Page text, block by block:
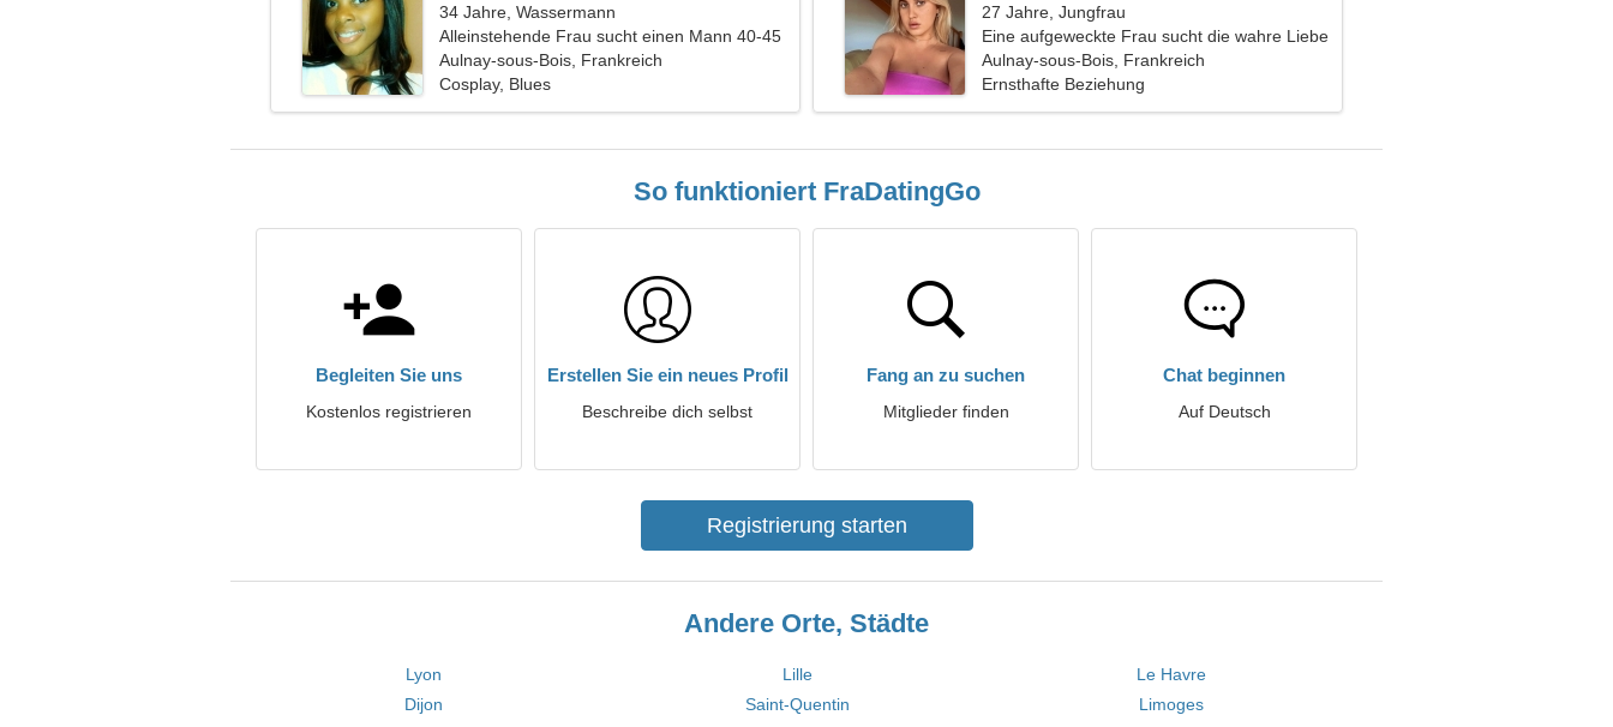
34 Jahre, Wassermann
Alleinstehende Frau sucht einen Mann 40-45
Aulnay-sous-Bois, Frankreich
Cosplay, Blues
27 Jahre, Jungfrau
Eine aufgeweckte Frau sucht die wahre Liebe
Aulnay-sous-Bois, Frankreich
Ernsthafte Beziehung
So funktioniert FraDatingGo
Begleiten Sie uns
Kostenlos registrieren
Erstellen Sie ein neues Profil
Beschreibe dich selbst
Fang an zu suchen
Mitglieder finden
Chat beginnen
Auf Deutsch
Registrierung starten
Andere Orte, Städte
Lyon Lille
Le Havre
Dijon
Saint-Quentin
Limoges